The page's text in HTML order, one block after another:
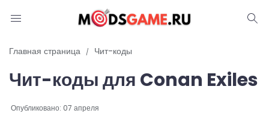
Блог
Читы и коды
Промокоды
Главная страница Чит-коды
Чит-коды для Conan Exiles
Опубликовано: 07 апреля